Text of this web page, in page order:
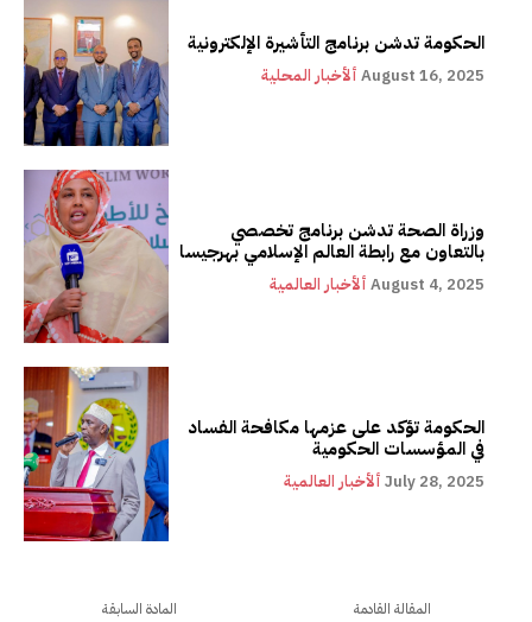
الحكومة تدشن برنامج التأشيرة الإلكترونية
ألأخبار المحلية August 16, 2025
وزراة الصحة تدشن برنامج تخصصي
بالتعاون مع رابطة العالم الإسلامي بهرجيسا
ألأخبار العالمية August 4, 2025
الحكومة تؤكد على عزمها مكافحة الفساد
في المؤسسات الحكومية
ألأخبار العالمية July 28, 2025
المادة السابقة المقالة القادمة